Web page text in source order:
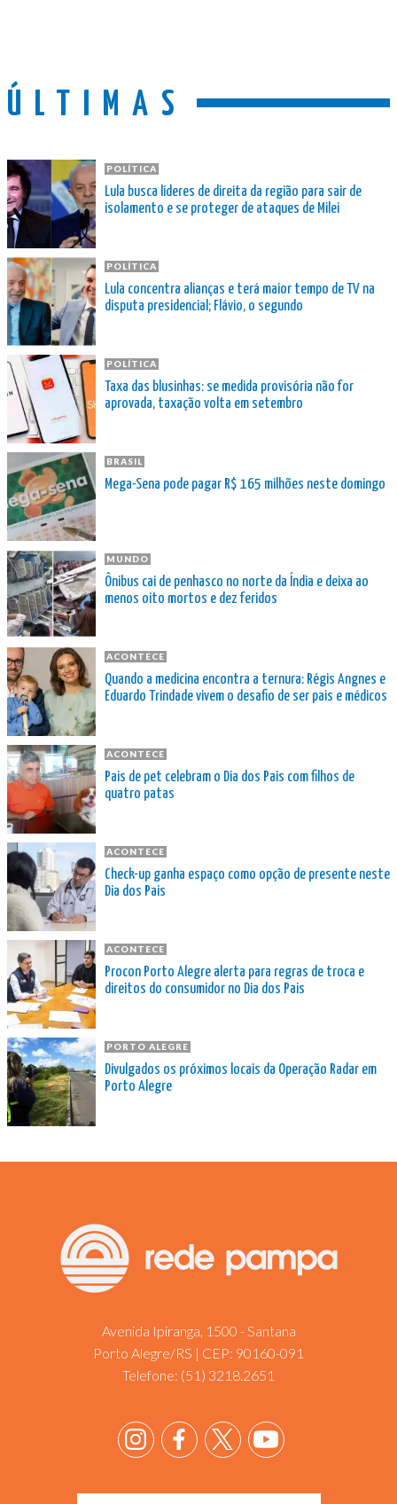
ÚLTIMAS
POLÍTICA
Lula busca líderes de direita da região para sair de
isolamento e se proteger de ataques de Milei
POLÍTICA
Lula concentra alianças e terá maior tempo de TV na
disputa presidencial; Flávio, o segundo
POLÍTICA
Taxa das blusinhas: se medida provisória não for
aprovada, taxação volta em setembro
BRASIL
Mega-Sena pode pagar R$ 165 milhões neste domingo
MUNDO
Ônibus cai de penhasco no norte da Índia e deixa ao
menos oito mortos e dez feridos
ACONTECE
Quando a medicina encontra a ternura: Régis Angnes e
Eduardo Trindade vivem o desafio de ser pais e médicos
ACONTECE
Pais de pet celebram o Dia dos Pais com filhos de
quatro patas
ACONTECE
Check-up ganha espaço como opção de presente neste
Dia dos Pais
ACONTECE
Procon Porto Alegre alerta para regras de troca e
direitos do consumidor no Dia dos Pais
PORTO ALEGRE
Divulgados os próximos locais da Operação Radar em
Porto Alegre
Avenida Ipiranga, 1500 - Santana
Porto Alegre/RS | CEP: 90160-091
Telefone: (51) 3218.2651